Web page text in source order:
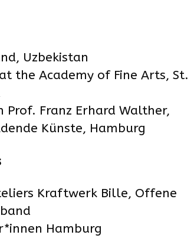
Uzbekistan
the Academy of Fine Arts, St.
Franz Erhard Walther,
Künste, Hamburg
Kraftwerk Bille, Offene
Hamburg